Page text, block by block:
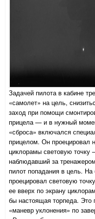
Задачей пилота в кабине
«самолет» на цель,
заход при помощи
прицела — и в нужный
«сброса» включался
прицелом. Он проецировал
циклорамы световую
наблюдавший за
пилот попадания в цель.
проецировал световую
ее вверх по экрану
бы настоящая торпеда. Это
«маневр уклонения» по